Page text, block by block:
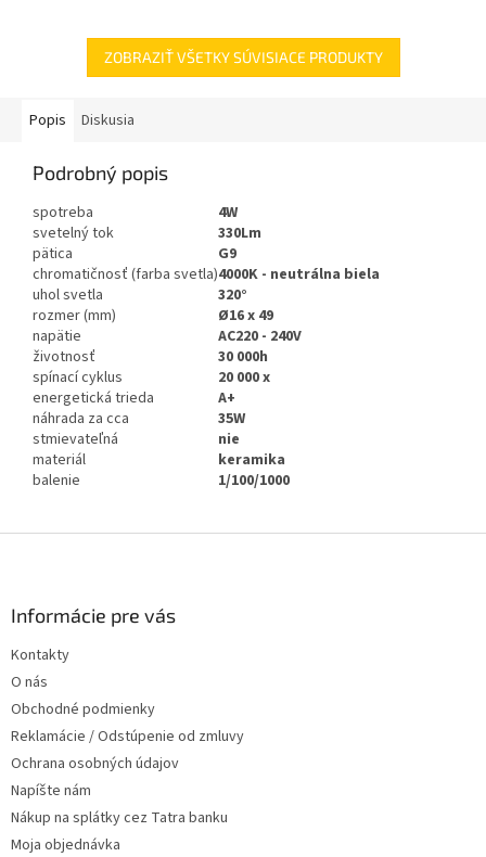
ZOBRAZIŤ VŠETKY SÚVISIACE PRODUKTY
Popis Diskusia
Podrobný popis
spotreba
4W
svetelný tok
330Lm
pätica
G9
chromatičnosť (farba svetla)4000K - neutrálna biela
uhol svetla
320°
rozmer (mm)
Ø16 x 49
napätie
AC220 - 240V
životnosť
30 000h
spínací cyklus
20 000 x
energetická trieda
A+
náhrada za cca
35W
stmievateľná
nie
materiál
keramika
balenie
1/100/1000
Informácie pre vás
Kontakty
O nás
Obchodné podmienky
Reklamácie / Odstúpenie od zmluvy
Ochrana osobných údajov
Napíšte nám
Nákup na splátky cez Tatra banku
Moja objednávka